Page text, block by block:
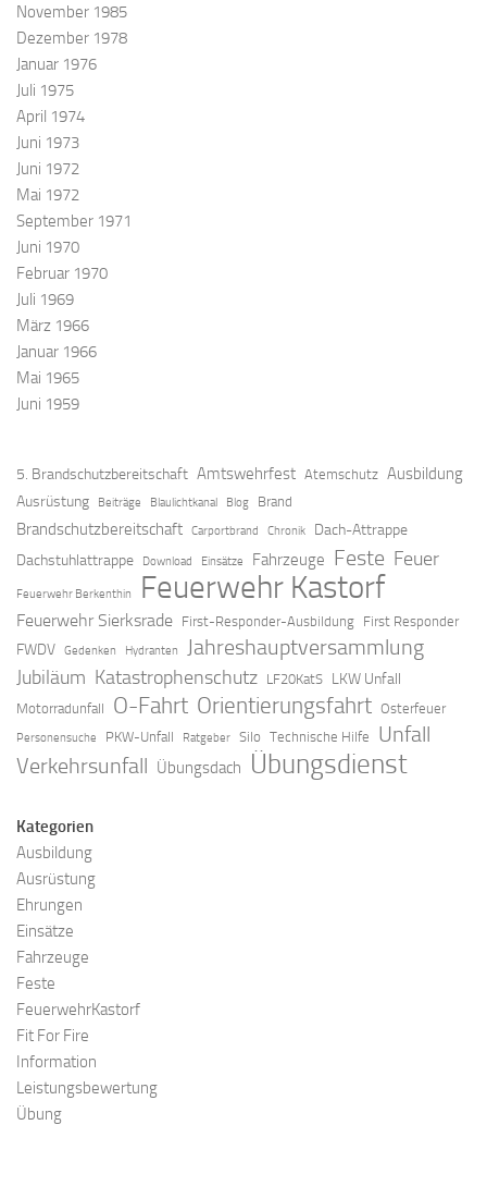
November 1985
Dezember 1978
Januar 1976
Juli 1975
April 1974
Juni 1973
Juni 1972
Mai 1972
September 1971
Juni 1970
Februar 1970
Juli 1969
März 1966
Januar 1966
Mai 1965
Juni 1959
5. Brandschutzbereitschaft Amtswehrfest Atemschutz Ausbildung
Ausrüstung Beiträge Blaulichtkanal Blog Brand
Brandschutzbereitschaft Carportbrand Chronik
Dach-Attrappe
Dachstuhlattrappe
Download Einsätze Fahrzeuge Feste Feuer
Feuerwehr Berkenthin Feuerwehr Kastorf
Feuerwehr Sierksrade First-Responder-Ausbildung First Responder
FWDV Gedenken Hydranten Jahreshauptversammlung
Jubiläum Katastrophenschutz LF20KatS LKW Unfall
Motorradunfall O-Fahrt Orientierungsfahrt Osterfeuer
Personensuche PKW-Unfall Ratgeber Silo Technische Hilfe Unfall
Verkehrsunfall Übungsdach Übungsdienst
Kategorien
Ausbildung
Ausrüstung
Ehrungen
Einsätze
Fahrzeuge
Feste
FeuerwehrKastorf
Fit For Fire
Information
Leistungsbewertung
Übung